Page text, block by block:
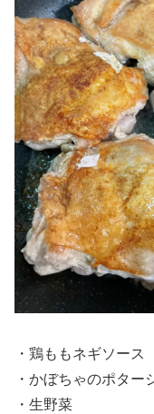
・鶏ももネギソース
・かぼちゃのポター
・生野菜